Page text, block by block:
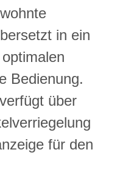
in ein
Bedienung.
über
für den